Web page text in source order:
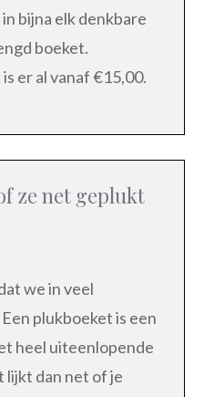
bijna elk denkbare
boeket.
er al vanaf €15,00.
ze net geplukt
we in veel
plukboeket is een
heel uiteenlopende
lijkt dan net of je